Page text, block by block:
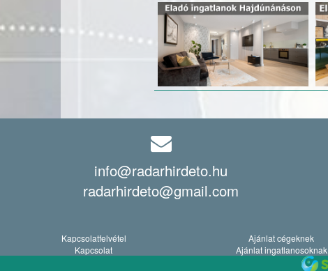
info@radarhirdeto.hu
radarhirdeto@gmail.com
Kapcsolatfelvétel Ajánlat cégeknek
Kapcsolat
Ajánlat ingatlanosoknak